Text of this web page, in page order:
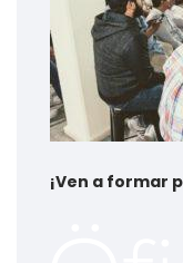
¡Ven a formar